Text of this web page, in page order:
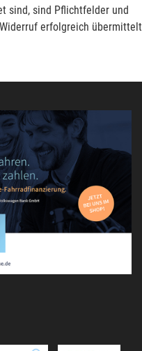
sind, sind Pflichtfelder und
erfolgreich übermittelt